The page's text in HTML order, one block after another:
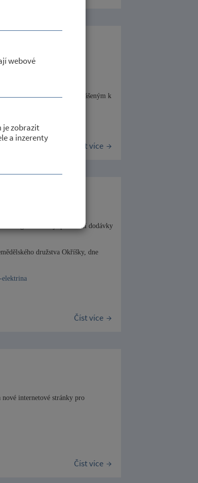
webové
je zobrazit
a inzerenty
ze dne 08.04.2026, čj.:
daňovým subjektům přihlášeným k
Číst více
energie oznamuje přerušení dodávky
družstva Okříšky, dne
elektrina
Číst více
internetové stránky pro
Číst více